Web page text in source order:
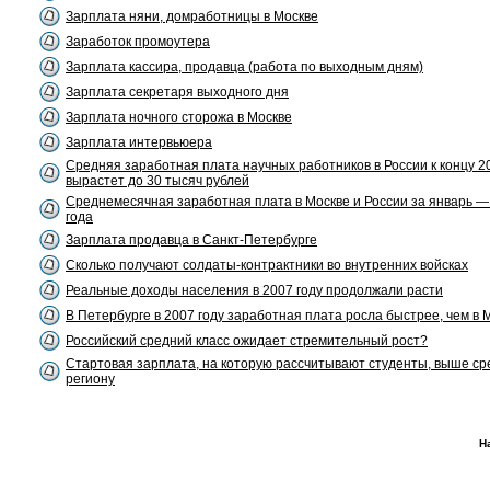
Зарплата няни, домработницы в Москве
Заработок промоутера
Зарплата кассира, продавца (работа по выходным дням)
Зарплата секретаря выходного дня
Зарплата ночного сторожа в Москве
Зарплата интервьюера
Средняя заработная плата научных работников в России к концу
вырастет до 30 тысяч рублей
Среднемесячная заработная плата в Москве и России за январь —
года
Зарплата продавца в Санкт-Петербурге
Сколько получают солдаты-контрактники во внутренних войсках
Реальные доходы населения в 2007 году продолжали расти
В Петербурге в 2007 году заработная плата росла быстрее, чем в
Российский средний класс ожидает стремительный рост?
Стартовая зарплата, на которую рассчитывают студенты, выше
региону